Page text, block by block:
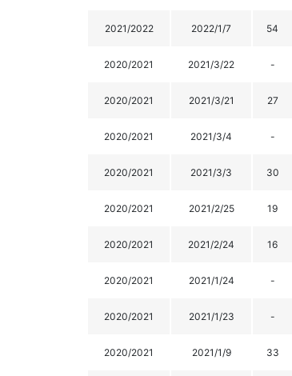
2021/2022 2022/1/7 54
2020/2021 2021/3/22 -
2020/2021 2021/3/21 27
2020/2021 2021/3/4 -
2020/2021 2021/3/3 30
2020/2021 2021/2/25 19
2020/2021 2021/2/24 16
2020/2021 2021/1/24 -
2020/2021 2021/1/23 -
2020/2021 2021/1/9 33